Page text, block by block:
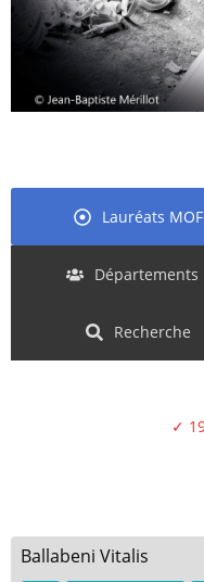
Lauréats MOF
Départements
Recherche
✓
Ballabeni Vitalis